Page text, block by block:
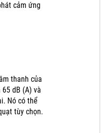
cảm ứng
thanh của
dB (A) và
Nó có thể
tùy chọn.